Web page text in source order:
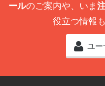
ールのご案内や、いま
役立つ情報
ユー